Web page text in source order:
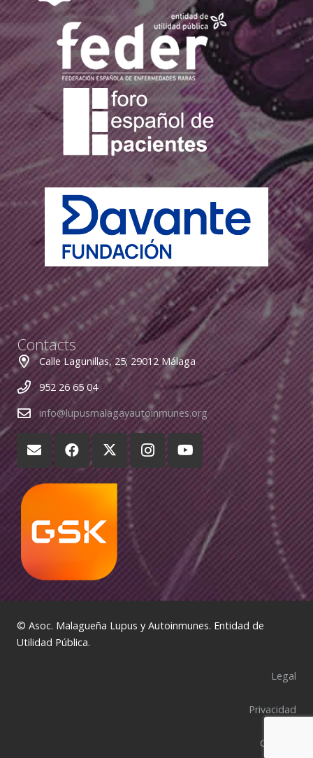
Contacts
Calle Lagunillas, 25; 29012 Málaga
952 26 65 04
info@lupusmalagayautoinmunes.org
© Asoc. Malagueña Lupus y Autoinmunes. Entidad de
Utilidad Pública.
Legal
Privacidad
Cookies